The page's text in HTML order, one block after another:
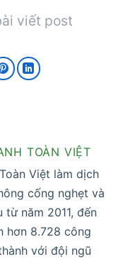
viết post
TOÀN VIỆT
Việt làm dịch
cống nghẹt và
năm 2011, đến
hơn 8.728 công
với đội ngũ